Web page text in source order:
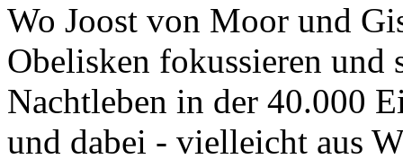
Wo Joost von Moor und
Obelisken fokussieren und
Nachtleben in der 40.000
und dabei - vielleicht aus